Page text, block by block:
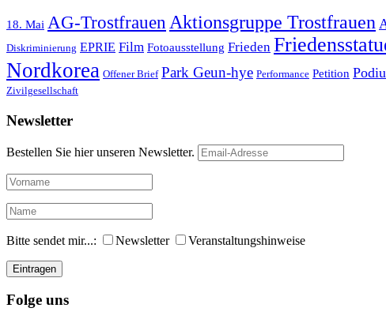
18. Mai AG-TrostfrauenAktionsgruppe Trostfrauen
Diskriminierung EPRIE Film Fotoausstellung Frieden
Nordkorea Offener Brief Park Geun-hye Performance Petition
Zivilgesellschaft
Newsletter
Bestellen Sie hier unseren Newsletter.
Bitte sendet mir...: Newsletter Veranstaltungshinweise
Folge uns